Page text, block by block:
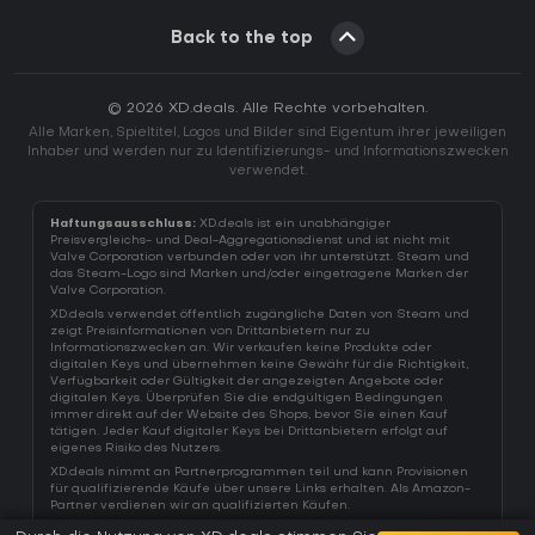
Back to the top
© 2026 XD.deals. Alle Rechte vorbehalten.
Alle Marken, Spieltitel, Logos und Bilder sind Eigentum ihrer jeweiligen
Inhaber und werden nur zu Identifizierungs- und Informationszwecken
verwendet.
Haftungsausschluss: XD.deals ist ein unabhängiger
Preisvergleichs- und Deal-Aggregationsdienst und ist nicht mit
Valve Corporation verbunden oder von ihr unterstützt. Steam und
das Steam-Logo sind Marken und/oder eingetragene Marken der
Valve Corporation.
XD.deals verwendet öffentlich zugängliche Daten von Steam und
zeigt Preisinformationen von Drittanbietern nur zu
Informationszwecken an. Wir verkaufen keine Produkte oder
digitalen Keys und übernehmen keine Gewähr für die Richtigkeit,
Verfügbarkeit oder Gültigkeit der angezeigten Angebote oder
digitalen Keys. Überprüfen Sie die endgültigen Bedingungen
immer direkt auf der Website des Shops, bevor Sie einen Kauf
tätigen. Jeder Kauf digitaler Keys bei Drittanbietern erfolgt auf
eigenes Risiko des Nutzers.
XD.deals nimmt an Partnerprogrammen teil und kann Provisionen
für qualifizierende Käufe über unsere Links erhalten. Als Amazon-
Partner verdienen wir an qualifizierten Käufen.